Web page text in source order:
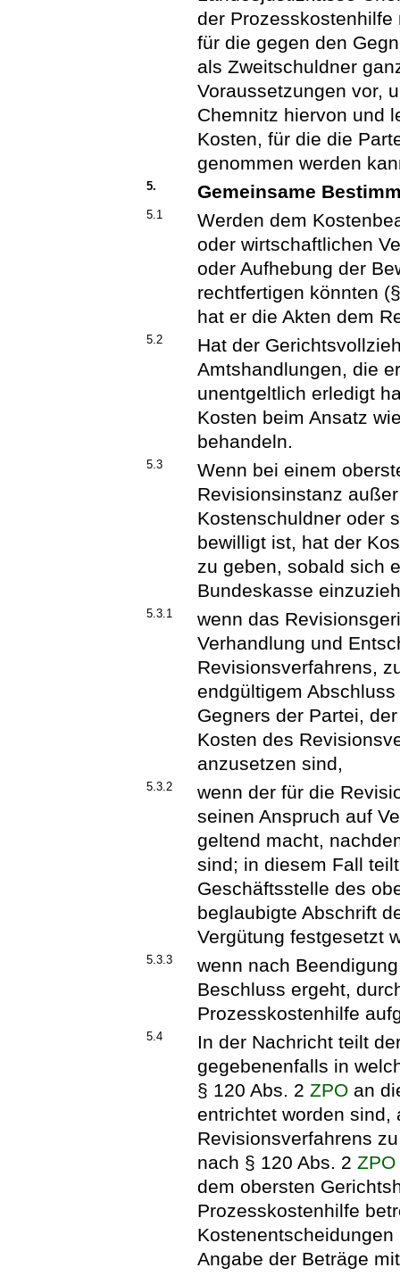
der
für die gegen den
als Zweitschuldner
Voraussetzungen vor,
Chemnitz hiervon und
Kosten, für die die
genommen werden
5. Gemeinsame
5.1
Werden dem
oder wirtschaftlichen
oder Aufhebung der
rechtfertigen könnten
hat er die Akten dem
5.2
Hat der
Amtshandlungen, die
unentgeltlich erledigt
Kosten beim Ansatz
behandeln.
5.3
Wenn bei einem
Revisionsinstanz
Kostenschuldner oder
bewilligt ist, hat der
zu geben, sobald sich
Bundeskasse
5.3.1
wenn das
Verhandlung und
Revisionsverfahrens,
endgültigem
Gegners der Partei,
Kosten des
anzusetzen sind,
5.3.2
wenn der für die
seinen Anspruch auf
geltend macht,
sind; in diesem Fall
Geschäftsstelle des
beglaubigte Abschrift
Vergütung festgesetzt
5.3.3
wenn nach
Beschluss ergeht,
Prozesskostenhilfe
5.4
In der Nachricht teilt
gegebenenfalls in
§ 120 Abs. 2ZPO an
entrichtet worden sind,
Revisionsverfahrens
nach § 120 Abs. 2ZPO
dem obersten
Prozesskostenhilfe
Angabe der Beträge